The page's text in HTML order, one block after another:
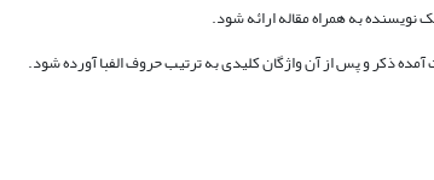
به همراه مقاله ارائه شود.